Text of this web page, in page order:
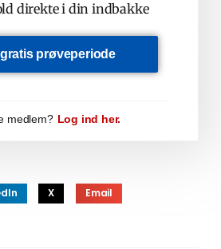
direkte i din indbakke
prøveperiode
medlem? Log ind her.
X Email